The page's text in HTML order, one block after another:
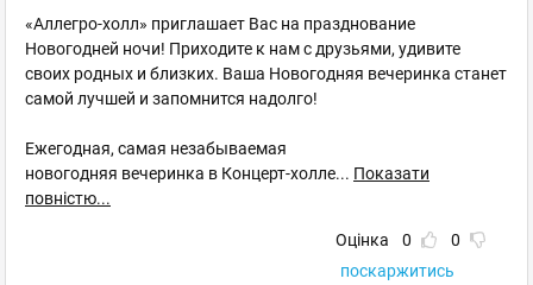
«Аллегро-холл» приглашает Вас на празднование
Новогодней ночи! Приходите к нам с друзьями, удивите
своих родных и близких. Ваша Новогодняя вечеринка станет
самой лучшей и запомнится надолго!
Ежегодная, самая незабываемая
новогодняя вечеринка в Концерт-холле... Показати
повністю...
Оцінка 0
0
поскаржитись